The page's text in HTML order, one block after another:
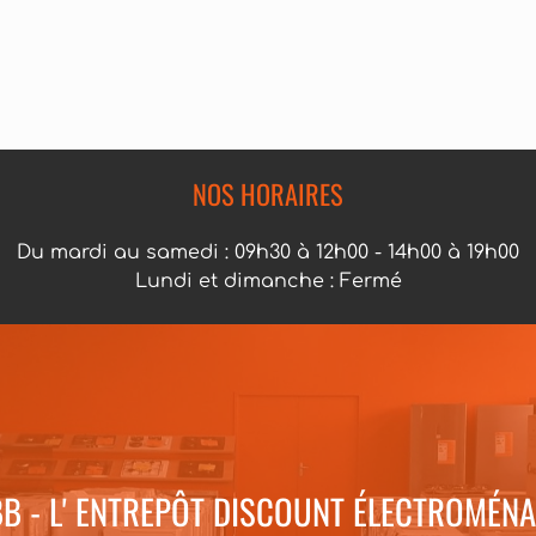
NOS HORAIRES
Du mardi au samedi : 09h30 à 12h00 - 14h00 à 19h00
Lundi et dimanche : Fermé
- L' ENTREPÔT DISCOUNT